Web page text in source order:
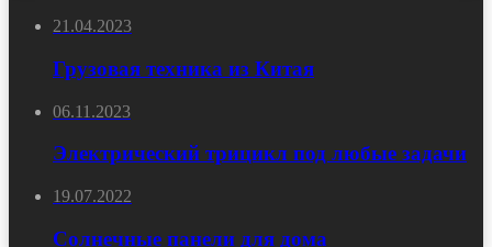
21.04.2023
Грузовая техника из Китая
06.11.2023
Электрический трицикл под любые задачи
19.07.2022
Солнечные панели для дома